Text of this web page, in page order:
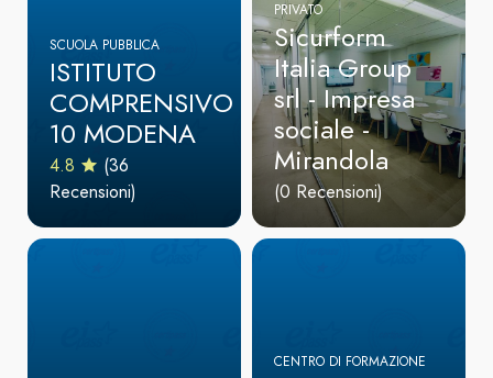
SCUOLA PUBBLICA
ISTITUTO
COMPRENSIVO
10 MODENA
4.8
(36
Recensioni)
PRIVATO
Sicurform
Italia Group
srl - Impresa
sociale -
Mirandola
(0 Recensioni)
CENTRO DI FORMAZIONE